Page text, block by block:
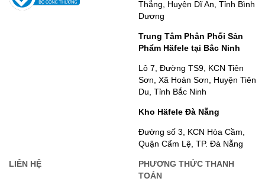
Thắng, Huyện Dĩ An, Tỉnh Bình
Dương
Trung Tâm Phân Phối Sản
Phẩm Häfele tại Bắc Ninh
Lô 7, Đường TS9, KCN Tiên
Sơn, Xã Hoàn Sơn, Huyện Tiên
Du, Tỉnh Bắc Ninh
Kho Häfele Đà Nẵng
Đường số 3, KCN Hòa Cầm,
Quận Cẩm Lệ, TP. Đà Nẵng
LIÊN HỆ
PHƯƠNG THỨC THANH
TOÁN